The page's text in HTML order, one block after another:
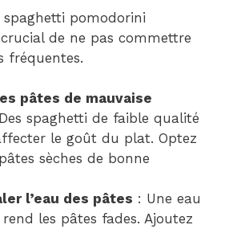
spaghetti pomodorini
de ne pas commettre
fréquentes.
pâtes de mauvaise
spaghetti de faible qualité
le goût du plat. Optez
sèches de bonne
l’eau des pâtes : Une eau
les pâtes fades. Ajoutez